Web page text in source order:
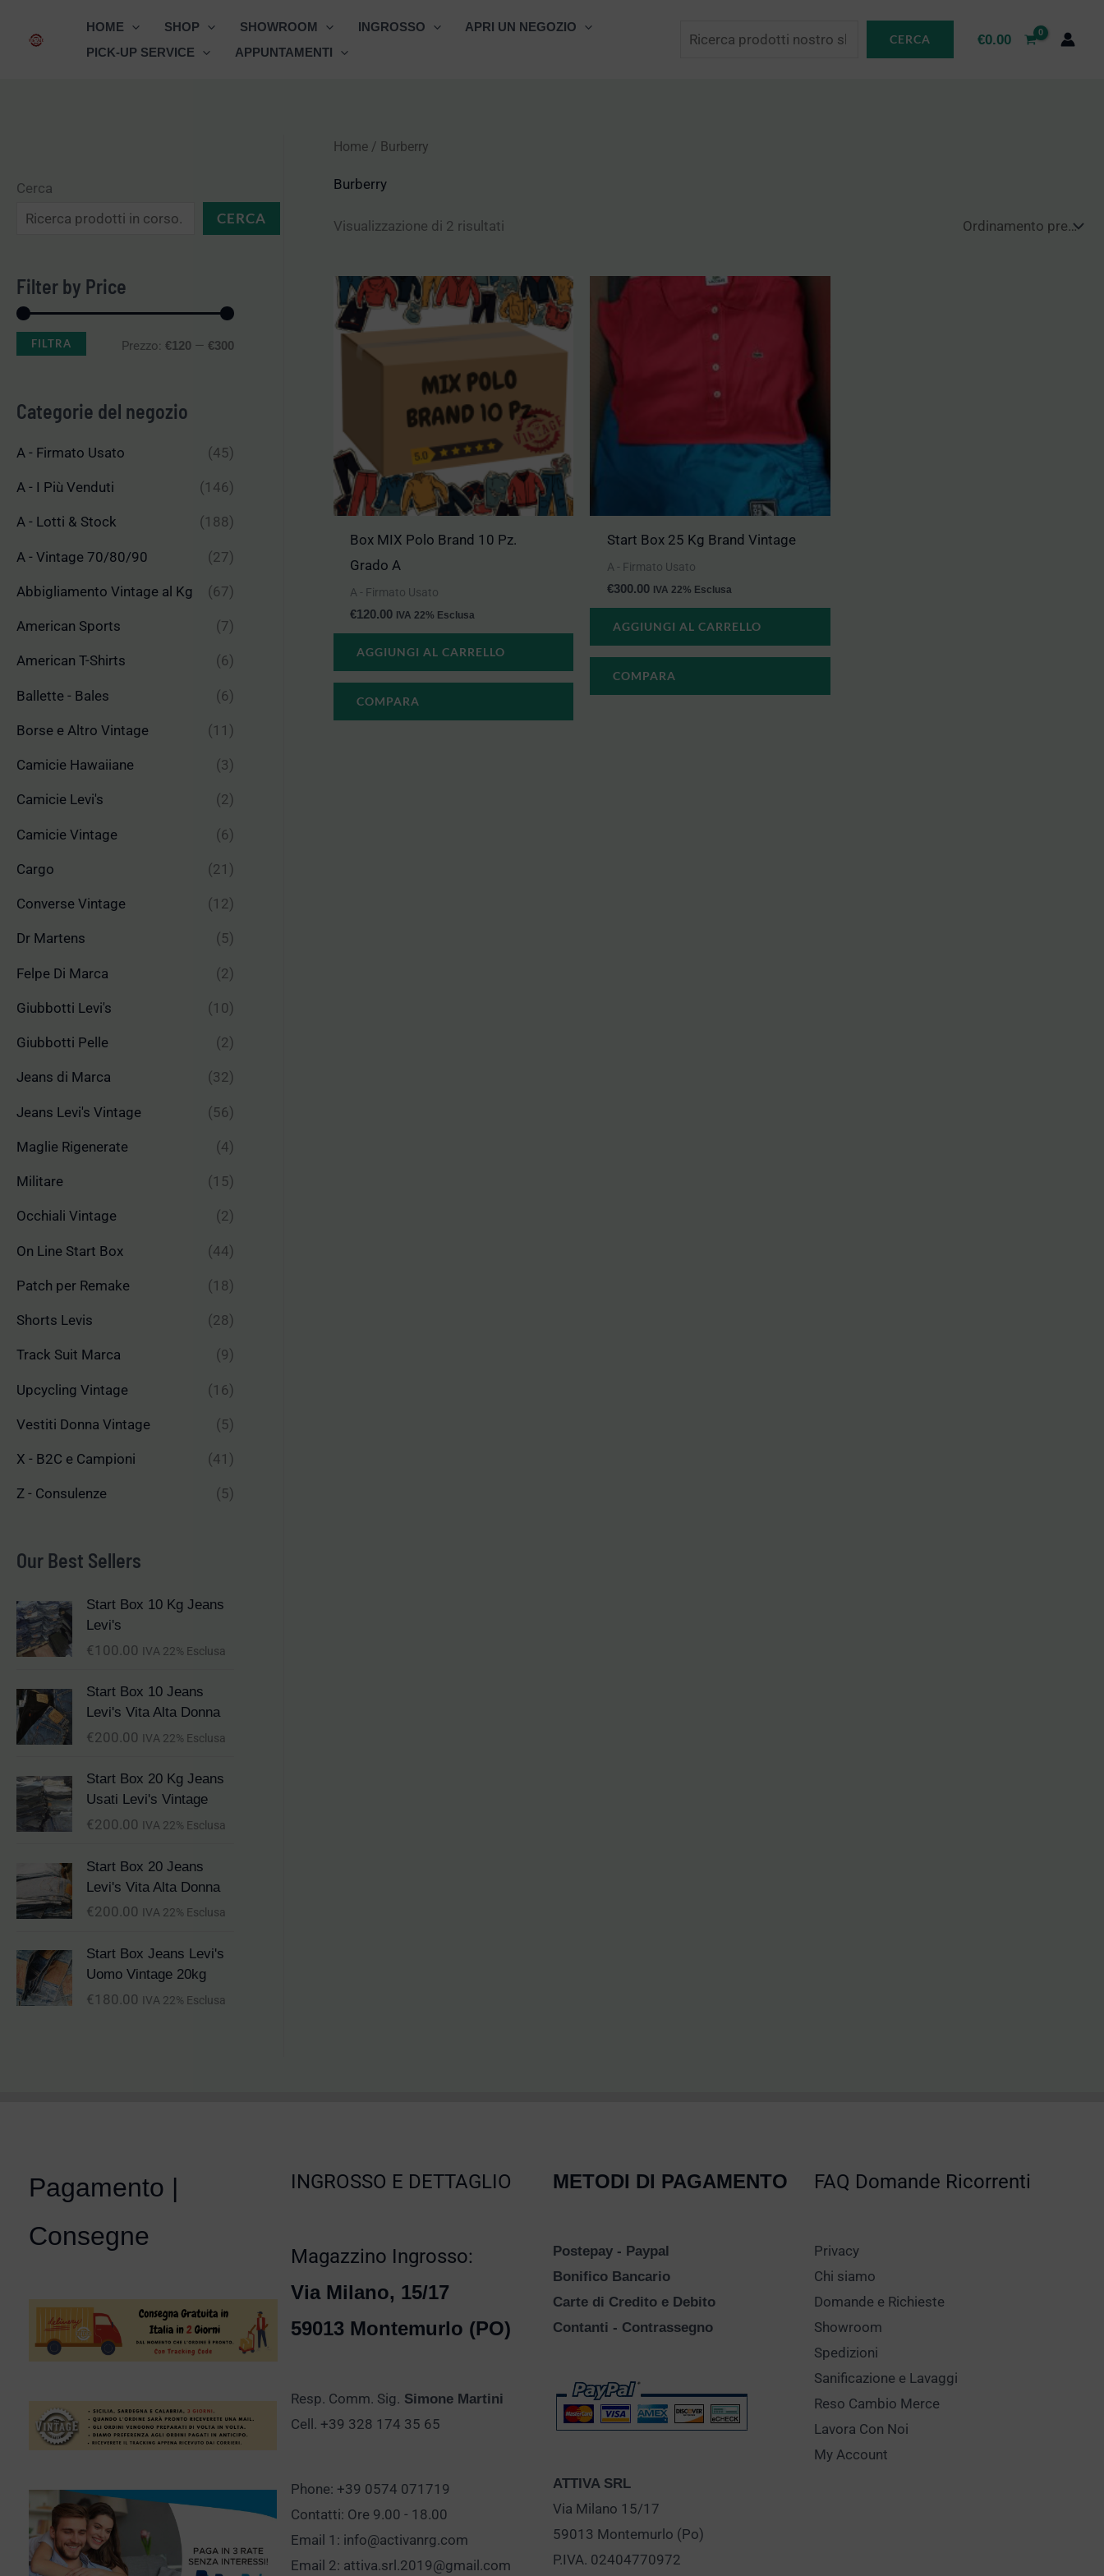
HOME SHOP SHOWROOM INGROSSO
APRI UN NEGOZIO
PICK-UP SERVICE
APPUNTAMENTI
CERCA €0.00
Cerca
CERCA
Filter by Price
e
z
M
i
e
z
M
a
FILTRA Prezzo: €120 — €300
Categorie del negozio
A - Firmato Usato (45)
A - I Più Venduti (146)
A - Lotti & Stock (188)
A - Vintage 70/80/90 (27)
Abbigliamento Vintage al Kg (67)
American Sports (7)
American T-Shirts (6)
Ballette - Bales (6)
Borse e Altro Vintage (11)
Camicie Hawaiiane (3)
Camicie Levi's (2)
Camicie Vintage (6)
Cargo (21)
Converse Vintage (12)
Dr Martens (5)
Felpe Di Marca (2)
Giubbotti Levi's (10)
Giubbotti Pelle (2)
Jeans di Marca (32)
Jeans Levi's Vintage (56)
Maglie Rigenerate (4)
Militare (15)
Occhiali Vintage (2)
On Line Start Box (44)
Patch per Remake (18)
Shorts Levis (28)
Track Suit Marca (9)
Upcycling Vintage (16)
Vestiti Donna Vintage (5)
X - B2C e Campioni (41)
Z - Consulenze (5)
Our Best Sellers
Start Box 10 Kg Jeans
Levi's
€ 100.00 IVA 22% Esclusa
Start Box 10 Jeans
Levi's Vita Alta Donna
€200.00 IVA 22% Esclusa
Start Box 20 Kg Jeans
Usati Levi's Vintage
€200.00 IVA 22% Esclusa
Start Box 20 Jeans
Levi's Vita Alta Donna
€200.00 IVA 22% Esclusa
Start Box Jeans Levi's
Uomo Vintage 20kg
€ 180.00 IVA 22% Esclusa
Home / Burberry
Burberry
Visualizzazione di 2 risultati
Box MIX Polo Brand 10 Pz.
Grado A
A - Firmato Usato
€120.00 IVA 22% Esclusa
AGGIUNGI AL CARRELLO
COMPARA
Start Box 25 Kg Brand Vintage
A - Firmato Usato
€300.00 IVA 22% Esclusa
AGGIUNGI AL CARRELLO
COMPARA
Pagamento |
Consegne
INGROSSO E DETTAGLIO
Magazzino Ingrosso:
Via Milano, 15/17
59013 Montemurlo (PO)
Resp. Comm. Sig. Simone Martini
Cell. +39 328 174 35 65
Phone: +39 0574 071719
Contatti: Ore 9.00 - 18.00
Email 1: info@activanrg.com
Email 2: attiva.srl.2019@gmail.com
METODI DI PAGAMENTO
Postepay - Paypal
Bonifico Bancario
Carte di Credito e Debito
Contanti - Contrassegno
ATTIVA SRL
Via Milano 15/17
59013 Montemurlo (Po)
P.IVA. 02404770972
FAQ Domande Ricorrenti
Privacy
Chi siamo
Domande e Richieste
Showroom
Spedizioni
Sanificazione e Lavaggi
Reso Cambio Merce
Lavora Con Noi
My Account